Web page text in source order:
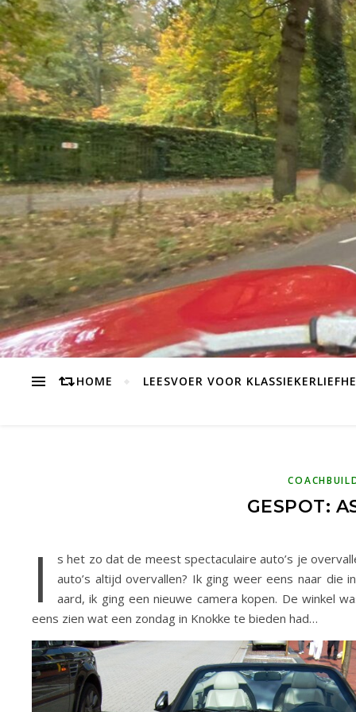
HOME LEESVOER VOOR
GESPOT:
I
s het zo dat de meest spectaculaire auto’s je
auto’s altijd overvallen? Ik ging weer eens naar
aard, ik ging een nieuwe camera kopen. De winkel
eens zien wat een zondag in Knokke te bieden had…